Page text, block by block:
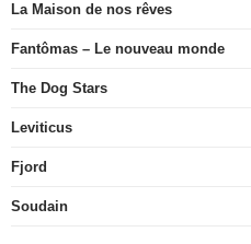
La Maison de nos rêves
Fantômas – Le nouveau monde
The Dog Stars
Leviticus
Fjord
Soudain